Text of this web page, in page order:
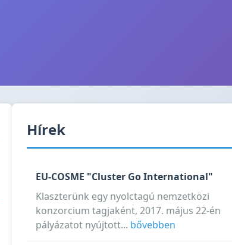
Hírek
EU-COSME "Cluster Go International"
Klaszterünk egy nyolctagú nemzetközi
konzorcium tagjaként, 2017. május 22-én
pályázatot nyújtott... bővebben